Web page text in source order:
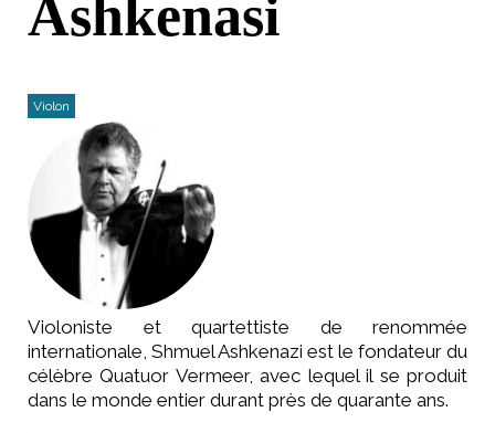
Ashkenasi
Violon
Violoniste et quartettiste de renommée
internationale, Shmuel Ashkenazi est le fondateur du
célèbre Quatuor Vermeer, avec lequel il se produit
dans le monde entier durant près de quarante ans.